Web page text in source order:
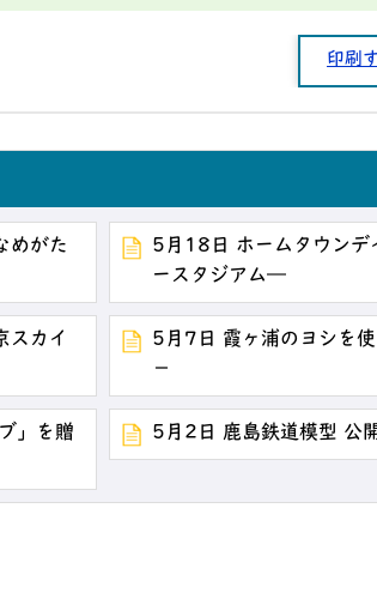
印刷
めがた
5月18日 ホームタウンデ
ースタジアム―
スカイ
5月7日 霞ヶ浦のヨシを
－
」を贈
5月2日 鹿島鉄道模型 公